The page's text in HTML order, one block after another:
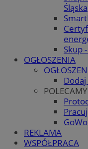
Śląska
Skup
OGŁOSZENIA
Dodaj
POLECAMY
REKLAMA
WSPÓŁPRACA